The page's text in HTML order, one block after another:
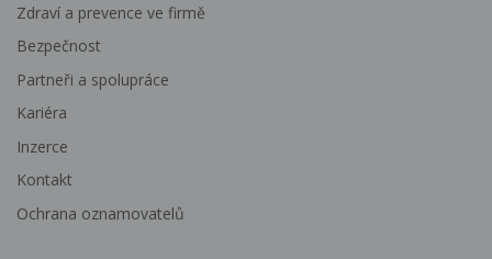
Zdraví a prevence ve firmě
Bezpečnost
Partneři a spolupráce
Kariéra
Inzerce
Kontakt
Ochrana oznamovatelů